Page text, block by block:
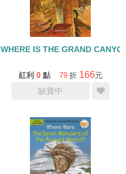
WHERE IS THE GRAND
紅利 0 點 79 折 166元
缺貨中